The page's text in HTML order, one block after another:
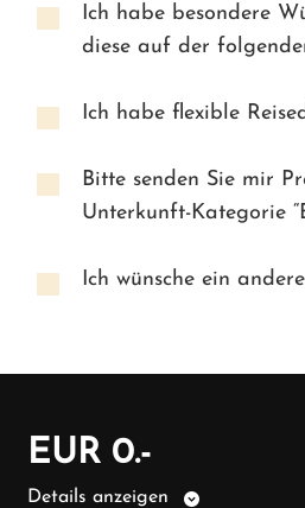
Ich habe besondere
diese auf der
Ich habe flexible
Bitte senden Sie mir
Unterkunft-Kategorie
Ich wünsche ein
EUR 0.-
Details anzeigen